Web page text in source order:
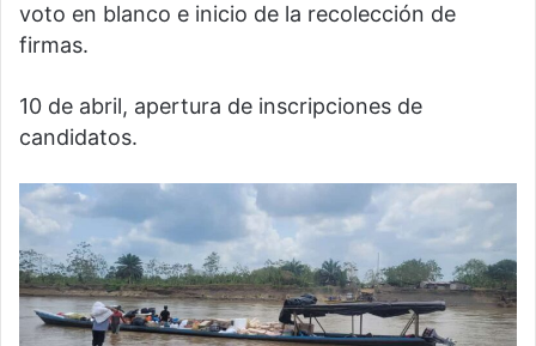
voto en blanco e inicio de la recolección de
firmas.
10 de abril, apertura de inscripciones de
candidatos.